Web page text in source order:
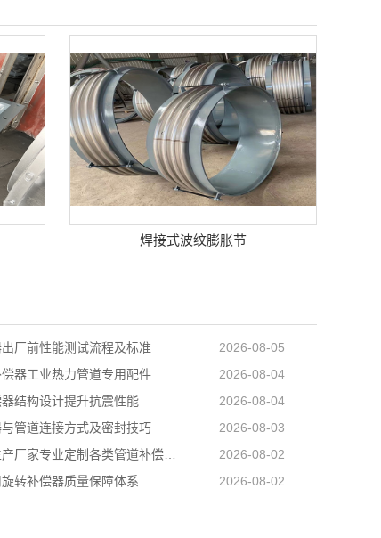
焊接式波纹膨胀节
厂前性能测试流程及标准
2026-08-05
器工业热力管道专用配件
2026-08-04
结构设计提升抗震性能
2026-08-04
管道连接方式及密封技巧
2026-08-03
2026-08-02
转补偿器质量保障体系 2026-08-02